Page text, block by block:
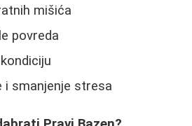
mišića
povreda
i smanjenje stresa